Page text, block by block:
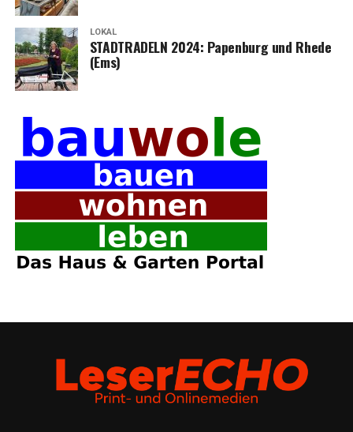
LOKAL
STADTRADELN 2024: Papen­burg und Rhe­de
(Ems)